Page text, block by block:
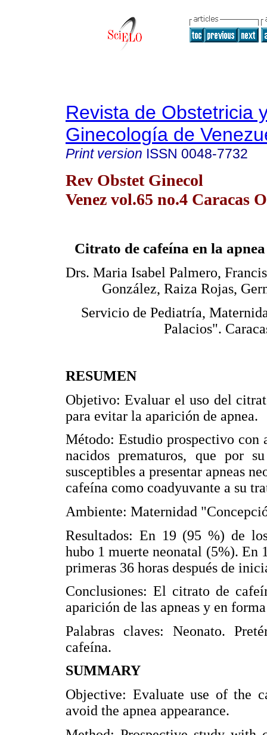
Revista de Obstetricia
Ginecología de
Print version ISSN 0048-7732
Rev Obstet Ginecol
Venez vol.65 no.4 Caracas
Citrato de cafeína en la
Drs. Maria Isabel Palmero,
González, Raiza Rojas,
Servicio de Pediatría,
Palacios".
RESUMEN
Objetivo: Evaluar el uso del
para evitar la aparición de apnea.
Método: Estudio prospectivo con
nacidos prematuros, que por
susceptibles a presentar apneas
cafeína como coadyuvante a su
Ambiente: Maternidad
Resultados: En 19 (95 %) de
hubo 1 muerte neonatal (5%). En
primeras 36 horas después de
Conclusiones: El citrato de
aparición de las apneas y en
Palabras claves: Neonato.
cafeína.
SUMMARY
Objective: Evaluate use of the
avoid the apnea appearance.